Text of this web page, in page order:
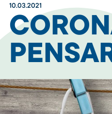
10.03.2021